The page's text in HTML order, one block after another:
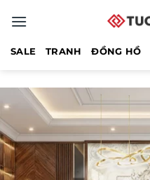
qua
SALE TRANH ĐỒNG HỒ